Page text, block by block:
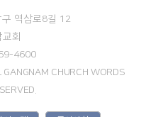
역삼로8길 12
회
4600
CHURCH WORDS